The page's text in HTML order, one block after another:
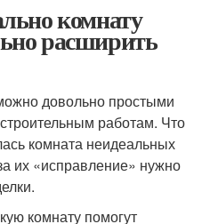
комнату
расширить
довольно простыми
работам. Что
комната неидеальных
их «исправление» нужно
комнату помогут